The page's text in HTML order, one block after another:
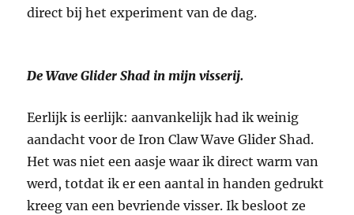
direct bij het experiment van de dag.
De Wave Glider Shad in mijn visserij.
Eerlijk is eerlijk: aanvankelijk had ik weinig
aandacht voor de Iron Claw Wave Glider Shad.
Het was niet een aasje waar ik direct warm van
werd, totdat ik er een aantal in handen gedrukt
kreeg van een bevriende visser. Ik besloot ze